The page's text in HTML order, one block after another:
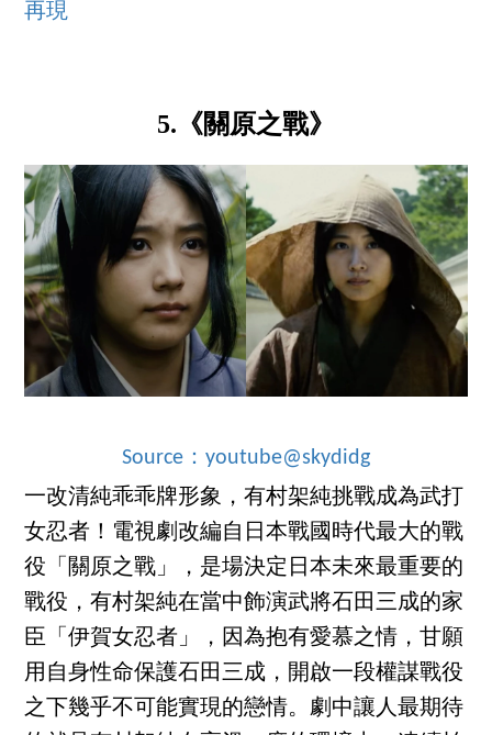
再現
5.《關原之戰》
Source：youtube@skydidg
一改清純乖乖牌形象，有村架純挑戰成為武打
女忍者！電視劇改編自日本戰國時代最大的戰
役「關原之戰」，是場決定日本未來最重要的
戰役，有村架純在當中飾演武將石田三成的家
臣「伊賀女忍者」，因為抱有愛慕之情，甘願
用自身性命保護石田三成，開啟一段權謀戰役
之下幾乎不可能實現的戀情。劇中讓人最期待